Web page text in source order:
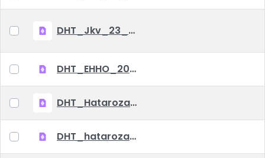
DHT_Jkv_23_10_04.pdf
DHT_EHHO_20230816.pdf
DHT_Hatarozatok_2023_08_25.pdf
DHT_hatarozatok_2023_07_21.pdf